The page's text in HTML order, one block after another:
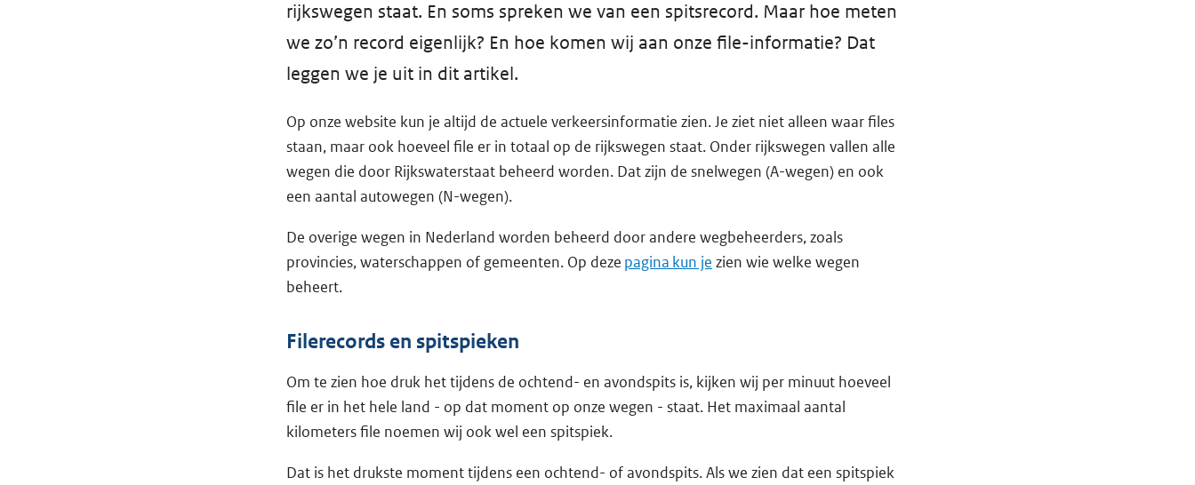
rijkswegen staat. En soms spreken we van een spitsrecord. Maar hoe meten
we zo’n record eigenlijk? En hoe komen wij aan onze file-informatie? Dat
leggen we je uit in dit artikel.
Op onze website kun je altijd de actuele verkeersinformatie zien. Je ziet niet alleen waar files
staan, maar ook hoeveel file er in totaal op de rijkswegen staat. Onder rijkswegen vallen alle
wegen die door Rijkswaterstaat beheerd worden. Dat zijn de snelwegen (A-wegen) en ook
een aantal autowegen (N-wegen).
De overige wegen in Nederland worden beheerd door andere wegbeheerders, zoals
provincies, waterschappen of gemeenten. Op deze pagina kun je zien wie welke wegen
beheert.
Filerecords en spitspieken
Om te zien hoe druk het tijdens de ochtend- en avondspits is, kijken wij per minuut hoeveel
file er in het hele land - op dat moment op onze wegen - staat. Het maximaal aantal
kilometers file noemen wij ook wel een spitspiek.
Dat is het drukste moment tijdens een ochtend- of avondspits. Als we zien dat een spitspiek